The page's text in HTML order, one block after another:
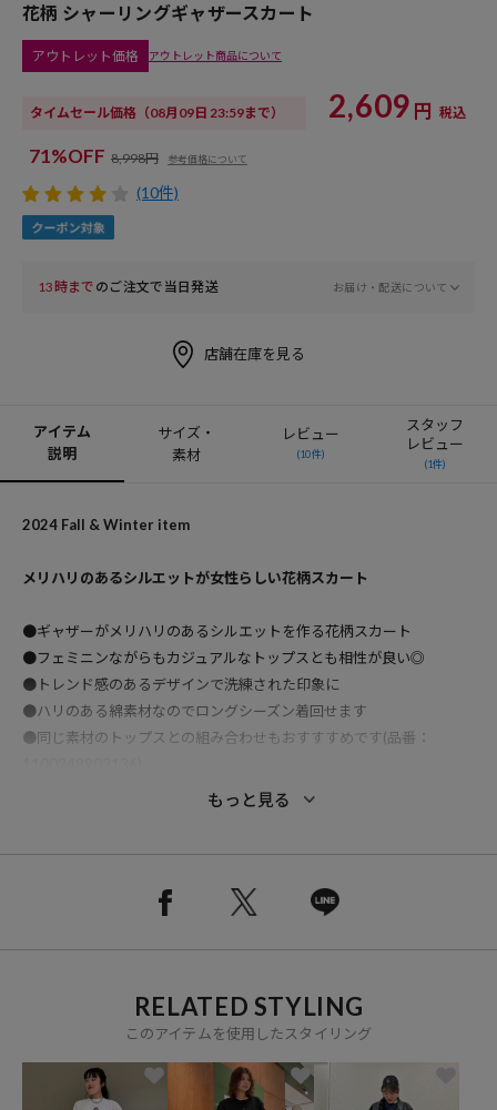
花柄 シャーリングギャザースカート
アウトレット価格 アウトレット商品について
タイムセール価格 （08月09日 23:59まで） 2,609 円 税込
71%OFF 8,998円 参考価格について
(10件)
13時まで のご注文で当日発送 お届け・配送について
店舗在庫を見る
アイテム
説明
サイズ・
素材
レビュー
(10件)
スタッフ
レビュー
(1件)
2024 Fall & Winter item
メリハリのあるシルエットが女性らしい花柄スカート
●ギャザーがメリハリのあるシルエットを作る花柄スカート
●フェミニンながらもカジュアルなトップスとも相性が良い◎
●トレンド感のあるデザインで洗練された印象に
●ハリのある綿素材なのでロングシーズン着回せます
●同じ素材のトップスとの組み合わせもおすすすめです(品番：
おすすめコーディネート
ブーツやニットキャップなど冬小物とも仕様抜群です。
コーディネートが一気に女性らしい印象になるスカートです。
もっと見る
RELATED STYLING
このアイテムを使用したスタイリング